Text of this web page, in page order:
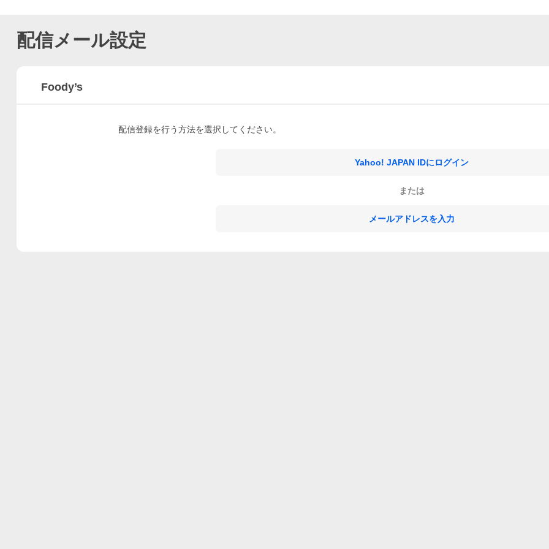
配信メール設定
Foody’s
配信登録を行う方法を選択してください。
Yahoo! JAPAN IDにログイン
または
メールアドレスを入力